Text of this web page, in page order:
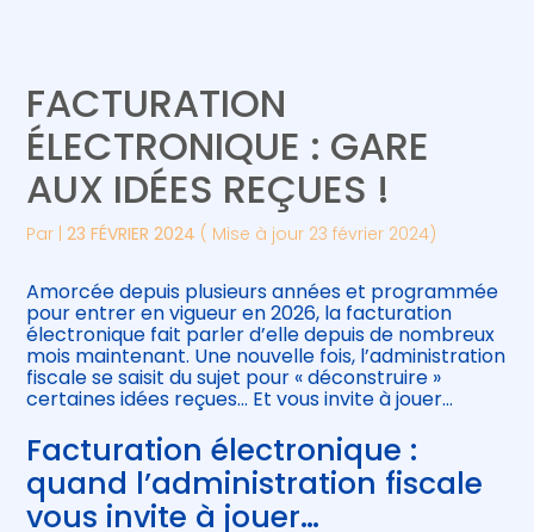
Gérer votre quotidien
Piloter votre entreprise
Développer votre entreprise
Construire votre patrimoine
Être prêt pour la facturation
électronique
Suivre votre comptabilité
Gérer vos ressources humaines
FACTURATION
ÉLECTRONIQUE : GARE
AUX IDÉES REÇUES !
Par |23 FÉVRIER 2024 ( Mise à jour 23 février 2024)
Amorcée depuis plusieurs années et programmée
pour entrer en vigueur en 2026, la facturation
électronique fait parler d’elle depuis de nombreux
mois maintenant. Une nouvelle fois, l’administration
fiscale se saisit du sujet pour « déconstruire »
certaines idées reçues… Et vous invite à jouer…
Facturation électronique :
quand l’administration fiscale
vous invite à jouer…